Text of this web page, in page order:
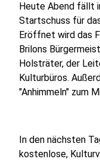
Heute Abend fällt
Startschuss für
Eröffnet wird das
Brilons
Holsträter, der
Kulturbüros.
"Anhimmeln" zum
In den nächsten
kostenlose,